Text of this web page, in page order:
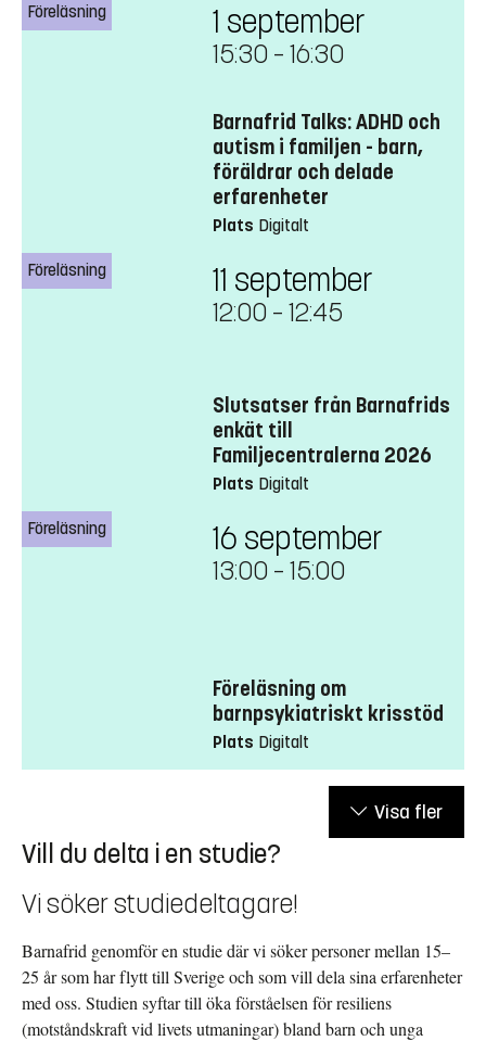
Föreläsning 1 september
15:30 – 16:30
Barnafrid Talks: ADHD och
autism i familjen - barn,
föräldrar och delade
erfarenheter
Plats Digitalt
Föreläsning 11 september
12:00 – 12:45
Slutsatser från Barnafrids
enkät till
Familjecentralerna 2026
Plats Digitalt
Föreläsning 16 september
13:00 – 15:00
Föreläsning om
barnpsykiatriskt krisstöd
Plats Digitalt
Visa fler
Vill du delta i en studie?
Vi söker studiedeltagare!
Barnafrid genomför en studie där vi söker personer mellan 15–
25 år som har flytt till Sverige och som vill dela sina erfarenheter
med oss. Studien syftar till öka förståelsen för resiliens
(motståndskraft vid livets utmaningar) bland barn och unga